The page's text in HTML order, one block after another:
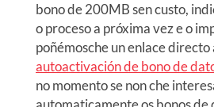
bono de 200MB sen custo,
o proceso a próxima vez e o
poñémosche un enlace directo
autoactivación de bono de
no momento se non che